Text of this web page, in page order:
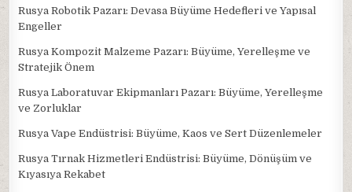
Rusya Robotik Pazarı: Devasa Büyüme Hedefleri ve Yapısal
Engeller
Rusya Kompozit Malzeme Pazarı: Büyüme, Yerelleşme ve
Stratejik Önem
Rusya Laboratuvar Ekipmanları Pazarı: Büyüme, Yerelleşme
ve Zorluklar
Rusya Vape Endüstrisi: Büyüme, Kaos ve Sert Düzenlemeler
Rusya Tırnak Hizmetleri Endüstrisi: Büyüme, Dönüşüm ve
Kıyasıya Rekabet